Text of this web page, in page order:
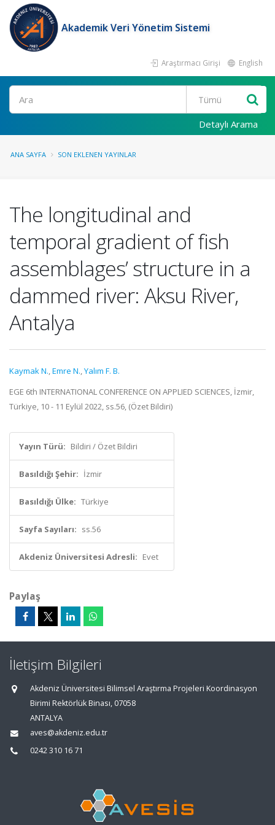
Akademik Veri Yönetim Sistemi
Araştırmacı Girişi English
Ara
Detaylı Arama
ANA SAYFA SON EKLENEN YAYINLAR
The longitudinal and
temporal gradient of fish
assemblages’ structure in a
dammed river: Aksu River,
Antalya
Kaymak N.,Emre N.,Yalım F. B.
EGE 6th INTERNATIONAL CONFERENCE ON APPLIED SCIENCES, İzmir,
Türkiye, 10 - 11 Eylül 2022, ss.56, (Özet Bildiri)
Yayın Türü: Bildiri / Özet Bildiri
Basıldığı Şehir: İzmir
Basıldığı Ülke: Türkiye
Sayfa Sayıları: ss.56
Akdeniz Üniversitesi Adresli: Evet
Paylaş
İletişim Bilgileri
Akdeniz Üniversitesi Bilimsel Araştırma Projeleri Koordinasyon
Birimi Rektörlük Binası, 07058
ANTALYA
aves@akdeniz.edu.tr
0242 310 16 71